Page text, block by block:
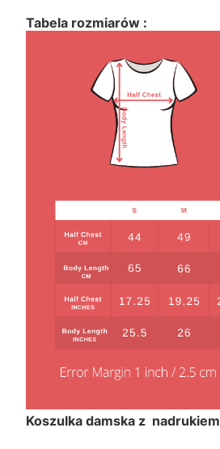
Tabela rozmiarów :
Koszulka damska z nadrukiem